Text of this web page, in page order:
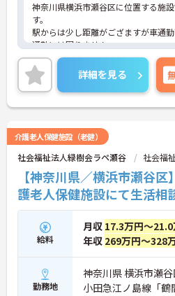
神奈川県横浜市瀬谷区に位置する施
す。
駅からは少し距離がござますが車通
通勤には困りません。
残業もほとんどございませんのでプ
できます。
ご興味のある方はお気軽にお問い合わ
詳細を見る
介護老人保健施設（老健）
社会福祉法人緑樹会ラペ瀬谷 社会福
【神奈川県／横浜市瀬谷
護老人保健施設にて生活相
給料
月収 17.3万円～21.0
年収 269万円～328
勤務地
神奈川県 横浜市瀬
小田急江ノ島線「